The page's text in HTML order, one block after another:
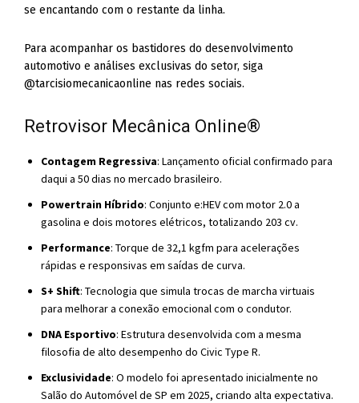
se encantando com o restante da linha.
Para acompanhar os bastidores do desenvolvimento
automotivo e análises exclusivas do setor, siga
@tarcisiomecanicaonline nas redes sociais.
Retrovisor Mecânica Online®
Contagem Regressiva: Lançamento oficial confirmado para
daqui a 50 dias no mercado brasileiro.
Powertrain Híbrido: Conjunto e:HEV com motor 2.0 a
gasolina e dois motores elétricos, totalizando 203 cv.
Performance: Torque de 32,1 kgfm para acelerações
rápidas e responsivas em saídas de curva.
S+ Shift: Tecnologia que simula trocas de marcha virtuais
para melhorar a conexão emocional com o condutor.
DNA Esportivo: Estrutura desenvolvida com a mesma
filosofia de alto desempenho do Civic Type R.
Exclusividade: O modelo foi apresentado inicialmente no
Salão do Automóvel de SP em 2025, criando alta expectativa.